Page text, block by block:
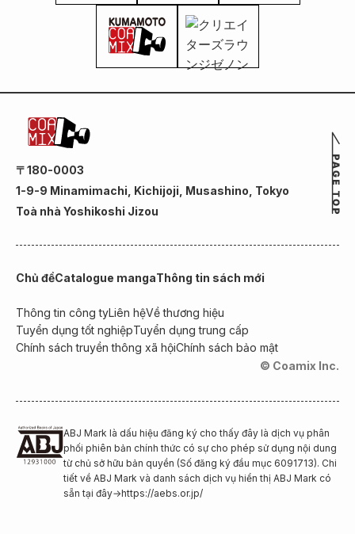
〒180-0003
1-9-9 Minamimachi, Kichijoji, Musashino, Tokyo
Toà nhà Yoshikoshi Jizou
Chủ đềCatalogue mangaThông tin sách mới
Thông tin công tyLiên hệVề thương hiệu
Tuyển dụng tốt nghiệpTuyển dụng trung cấp
Chính sách truyền thông xã hộiChính sách bảo mật
© Coamix Inc.
ABJ Mark là dấu hiệu đăng ký cho thấy đây là dịch vụ phân
phối phiên bản chính thức có sự cho phép sử dụng nội dung
từ chủ sở hữu bản quyền (Số đăng ký đầu mục 6091713). Chi
tiết về ABJ Mark và danh sách dịch vụ hiển thị ABJ Mark có
sẵn tại đây→https://aebs.or.jp/